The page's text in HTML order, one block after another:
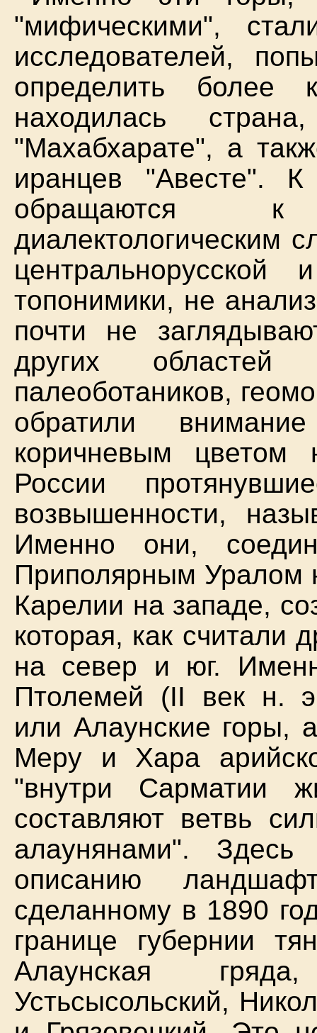
"мифическими",
исследователей,
определить более
находилась
"Махабхарате", а
иранцев "Авесте".
обращаются к
диалектологическим
топонимики, не
почти не
других областей
палеоботаников,
обратили
коричневым цветом
России
возвышенности,
Именно они,
Приполярным Уралом
Карелии на западе,
которая, как считали
на север и юг.
Птолемей (II век н.
или Алаунские горы,
Меру и Хара
"внутри Сарматии
составляют ветвь
алаунянами".
описанию
сделанному в 1890
границе губернии
Алаунская
Устьсысольский,